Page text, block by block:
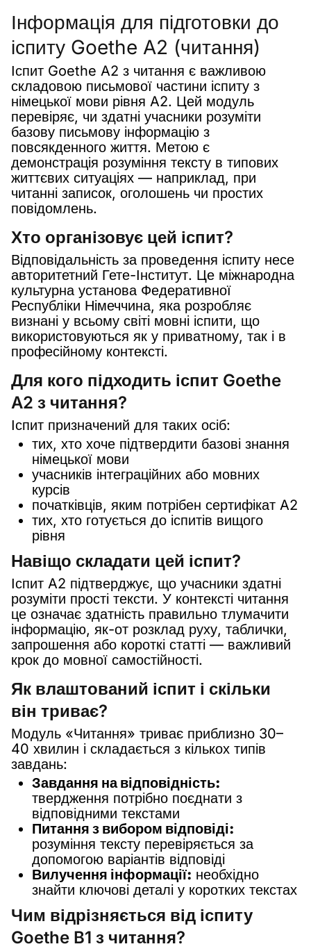
Інформація для підготовки до
іспиту Goethe A2 (читання)
Іспит Goethe A2 з читання є важливою
складовою письмової частини іспиту з
німецької мови рівня A2. Цей модуль
перевіряє, чи здатні учасники розуміти
базову письмову інформацію з
повсякденного життя. Метою є
демонстрація розуміння тексту в типових
життєвих ситуаціях — наприклад, при
читанні записок, оголошень чи простих
повідомлень.
Хто організовує цей іспит?
Відповідальність за проведення іспиту несе
авторитетний Гете-Інститут. Це міжнародна
культурна установа Федеративної
Республіки Німеччина, яка розробляє
визнані у всьому світі мовні іспити, що
використовуються як у приватному, так і в
професійному контексті.
Для кого підходить іспит Goethe
A2 з читання?
Іспит призначений для таких осіб:
тих, хто хоче підтвердити базові знання
німецької мови
учасників інтеграційних або мовних
курсів
початківців, яким потрібен сертифікат A2
тих, хто готується до іспитів вищого
рівня
Навіщо складати цей іспит?
Іспит A2 підтверджує, що учасники здатні
розуміти прості тексти. У контексті читання
це означає здатність правильно тлумачити
інформацію, як-от розклад руху, таблички,
запрошення або короткі статті — важливий
крок до мовної самостійності.
Як влаштований іспит і скільки
він триває?
Модуль «Читання» триває приблизно 30–
40 хвилин і складається з кількох типів
завдань:
Завдання на відповідність:
твердження потрібно поєднати з
відповідними текстами
Питання з вибором відповіді:
розуміння тексту перевіряється за
допомогою варіантів відповіді
Вилучення інформації: необхідно
знайти ключові деталі у коротких текстах
Чим відрізняється від іспиту
Goethe B1 з читання?